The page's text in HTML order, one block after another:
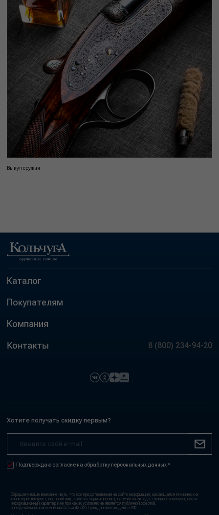
Выкуп оружия
Каталог
Покупателям
Компания
Контакты 8 (800) 234-94-20
Хотите получать скидку первым?
Подтверждаю согласие на обработку персональных данных *
Обращаем ваше внимание на то, что вся представленная на сайте информация, касающаяся технических
характеристик (цвет, внешний вид, комплектация и прочие), наличия на складе, стоимости товаров, носит
информационный характер и ни при каких условиях не является публичной офертой,
определяемой положениями Статьи 437(2) Гражданского кодекса РФ.